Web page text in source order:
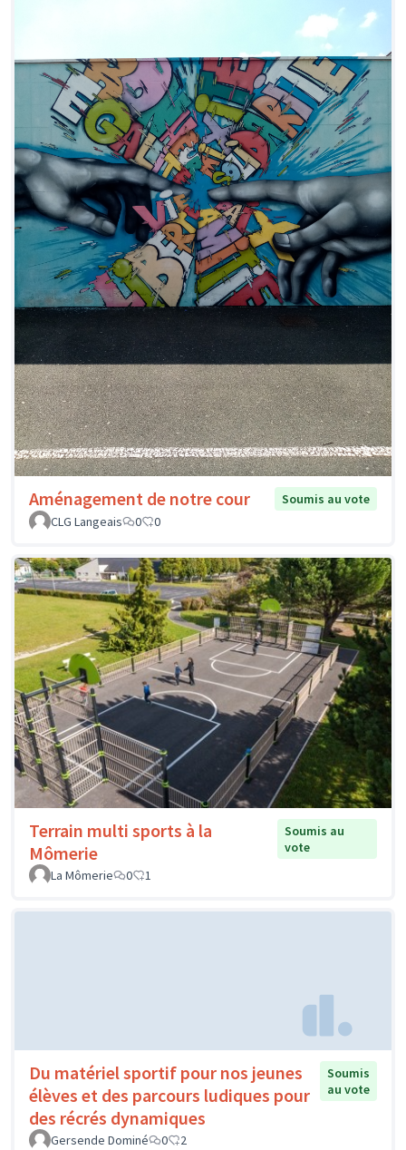
Aménagement de notre cour
Soumis au vote
CLG Langeais
0 0
Terrain multi sports à la
Mômerie
Soumis au
vote
La Mômerie
0 1
Du matériel sportif pour nos jeunes
élèves et des parcours ludiques pour
des récrés dynamiques
Soumis
au vote
Gersende Dominé 0 2